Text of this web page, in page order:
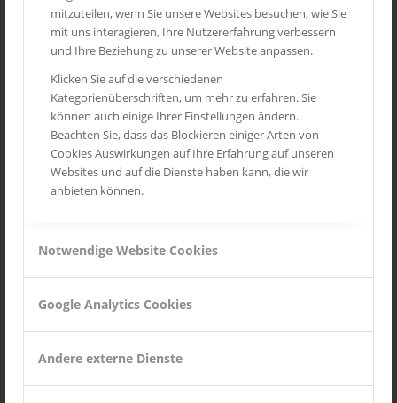
mitzuteilen, wenn Sie unsere Websites besuchen, wie Sie
mit uns interagieren, Ihre Nutzererfahrung verbessern
und Ihre Beziehung zu unserer Website anpassen.
Klicken Sie auf die verschiedenen
Kategorienüberschriften, um mehr zu erfahren. Sie
können auch einige Ihrer Einstellungen ändern.
Beachten Sie, dass das Blockieren einiger Arten von
Cookies Auswirkungen auf Ihre Erfahrung auf unseren
Websites und auf die Dienste haben kann, die wir
anbieten können.
Notwendige Website Cookies
Google Analytics Cookies
Andere externe Dienste
FOTOGALERIE
Andalusien
Routes des Grandes Alpes
Mittelrheintal
Toskana
Provence
Wild Life
INSTAGRAM